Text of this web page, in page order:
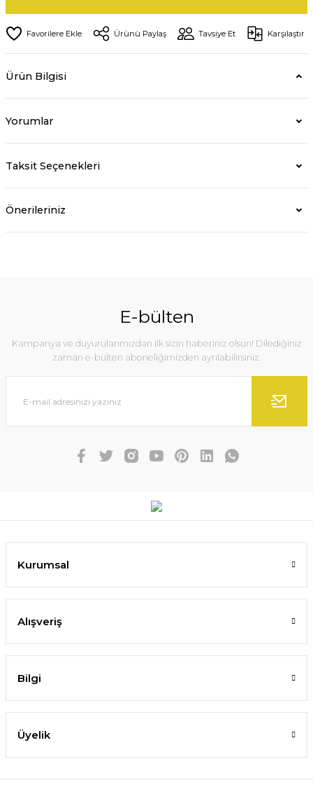
Ürünü Paylaş Tavsiye Et Karşılaştır
Ürün Bilgisi
Yorumlar
Taksit Seçenekleri
Önerileriniz
E-bülten
Kampanya ve duyurularımızdan ilk sizin haberiniz olsun! Dilediğiniz
zaman e-bülten aboneliğimizden ayrılabilirsiniz.
Kurumsal
Alışveriş
Bilgi
Üyelik